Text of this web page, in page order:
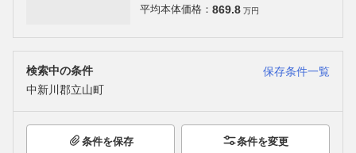
平均本体価格： 869.8 万円
検索中の条件
保存条件一覧
中新川郡立山町
条件を保存 条件を変更